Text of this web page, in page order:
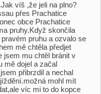
víš ,že jeli na plno?
přes Prachatice
obce Prachatice
pruhy.Když skončila
pruhu a ozvalo se
mě chtěla předjet
jsem mu chtěl bránit v
mě dojel a začal
přibrzdil a nechal
mohl mít
víc mi to do kopce